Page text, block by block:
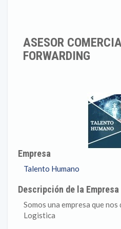
ASESOR
FORWARDING
Empresa
Talento Humano
Descripción de la Empresa
Somos una empresa que
Logistica